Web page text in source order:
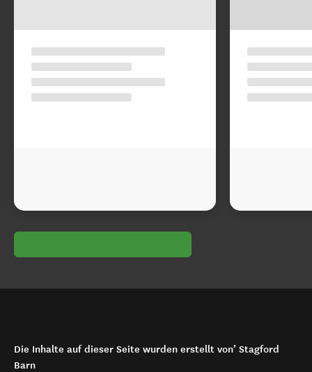
Die Inhalte auf dieser Seite wurden erstellt von’ Stagford
Barn